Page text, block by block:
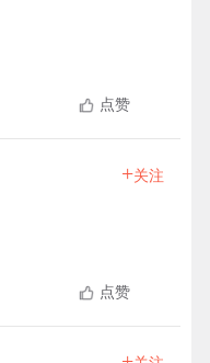
点赞
+关注
点赞